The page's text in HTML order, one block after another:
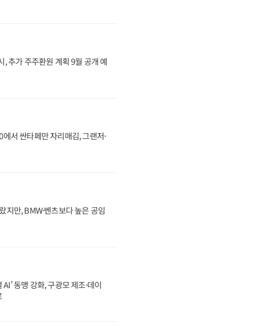
추가 주주환원 계획 9월 공개 예
서 싼타페만 자리매김, 그랜저·
지만, BMW·벤츠보다 높은 공임
동맹 강화, 구광모 제조·데이